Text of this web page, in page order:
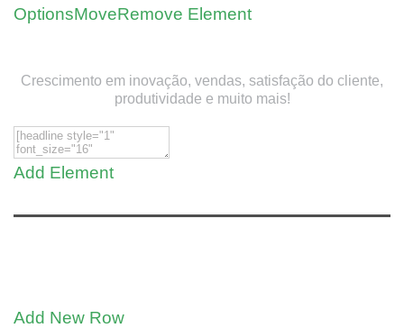
OptionsMoveRemove Element
Crescimento em inovação, vendas, satisfação do cliente,
produtividade e muito mais!
Add Element
Add New Row